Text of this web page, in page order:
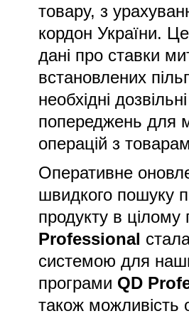
товару, з
кордон України.
дані про ставки
встановлених
необхідні
попереджень для
операцій з
Оперативне
швидкого пошуку
продукту в
Professional
системою для
програми QD
також можливість